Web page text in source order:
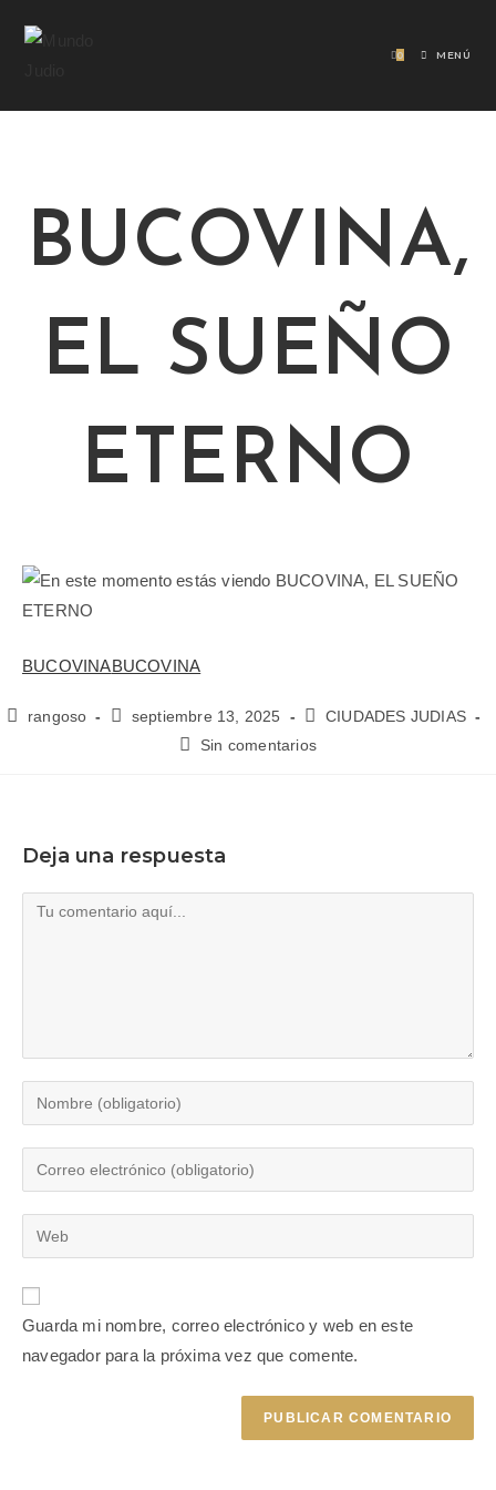
0 MENÚ
BUCOVINA,
EL SUEÑO
ETERNO
BUCOVINABUCOVINA
rangoso septiembre 13, 2025
CIUDADES JUDIAS
Sin comentarios
Deja una respuesta
Guarda mi nombre, correo electrónico y web en este
navegador para la próxima vez que comente.